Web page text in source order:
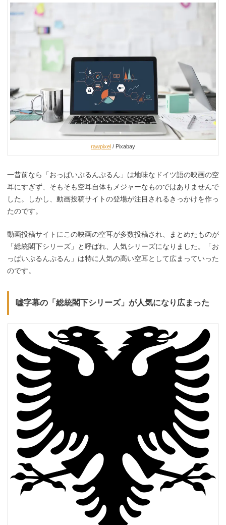
rawpixel / Pixabay
一昔前なら「おっぱいぷるんぷるん」は地味なドイツ語の映画の空
耳にすぎず、そもそも空耳自体もメジャーなものではありませんで
した。しかし、動画投稿サイトの登場が注目されるきっかけを作っ
たのです。
動画投稿サイトにこの映画の空耳が多数投稿され、まとめたものが
「総統閣下シリーズ」と呼ばれ、人気シリーズになりました。「お
っぱいぷるんぷるん」は特に人気の高い空耳として広まっていった
のです。
嘘字幕の「総統閣下シリーズ」が人気になり広まった